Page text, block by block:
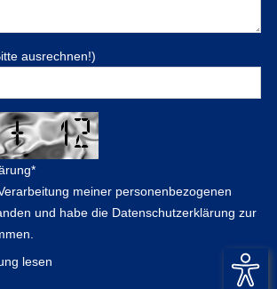
ausrechnen!)
*
meiner personenbezogenen
und habe die Datenschutzerklärung zur
lesen